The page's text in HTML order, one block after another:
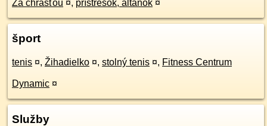
Za chrasťou ¤, prístrešok, altánok ¤
šport
tenis ¤, Žihadielko ¤, stolný tenis ¤, Fitness Centrum
Dynamic ¤
Služby